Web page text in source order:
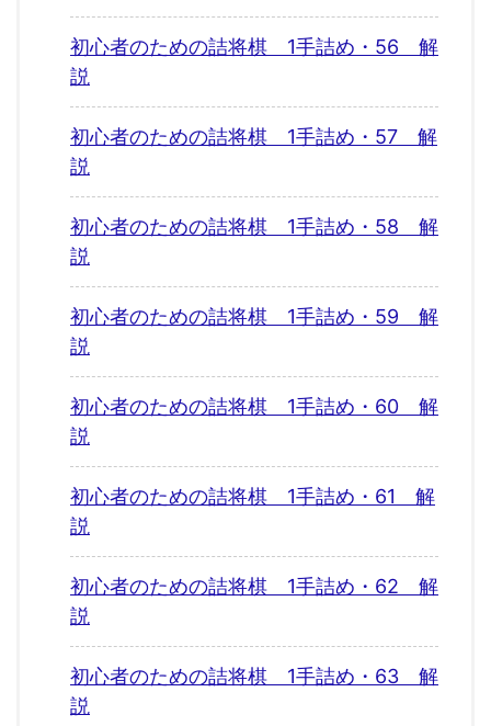
初心者のための詰将棋 1手詰め・56 解
説
初心者のための詰将棋 1手詰め・57 解
説
初心者のための詰将棋 1手詰め・58 解
説
初心者のための詰将棋 1手詰め・59 解
説
初心者のための詰将棋 1手詰め・60 解
説
初心者のための詰将棋 1手詰め・61 解
説
初心者のための詰将棋 1手詰め・62 解
説
初心者のための詰将棋 1手詰め・63 解
説